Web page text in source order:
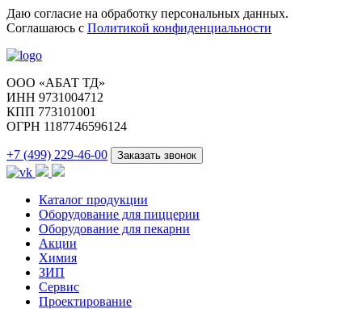
Даю согласие на обработку персональных данных.
Соглашаюсь с Политикой конфиденциальности
ООО «АБАТ ТД»
ИНН 9731004712
КПП 773101001
ОГРН 1187746596124
+7 (499) 229-46-00 Заказать звонок
Каталог продукции
Оборудование для пиццерии
Оборудование для пекарни
Акции
Химия
ЗИП
Сервис
Проектирование